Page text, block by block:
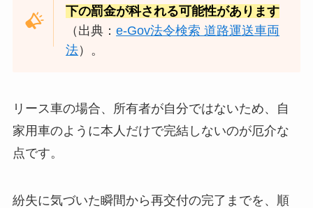
下の罰金が科される可能性があります
（出典：e-Gov法令検索 道路運送車両
法）。
リース車の場合、所有者が自分ではないため、自
家用車のように本人だけで完結しないのが厄介な
点です。
紛失に気づいた瞬間から再交付の完了までを、順